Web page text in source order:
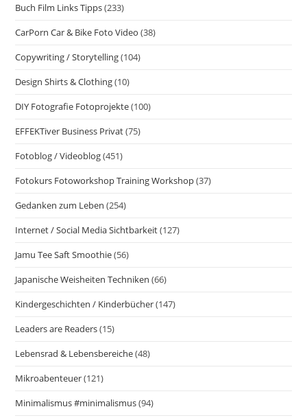
Buch Film Links Tipps(233)
CarPorn Car & Bike Foto Video (38)
Copywriting / Storytelling(104)
Design Shirts & Clothing(10)
DIY Fotografie Fotoprojekte(100)
EFFEKTiver Business Privat(75)
Fotoblog / Videoblog(451)
Fotokurs Fotoworkshop Training Workshop(37)
Gedanken zum Leben (254)
Internet / Social Media Sichtbarkeit(127)
Jamu Tee Saft Smoothie(56)
Japanische Weisheiten Techniken (66)
Kindergeschichten / Kinderbücher(147)
Leaders are Readers(15)
Lebensrad & Lebensbereiche(48)
Mikroabenteuer(121)
Minimalismus #minimalismus(94)